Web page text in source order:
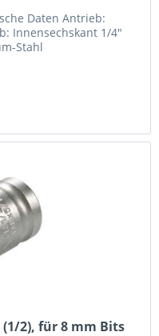
Daten Antrieb:
Innensechskant 1/4"
Stahl
2), für 8 mm Bits